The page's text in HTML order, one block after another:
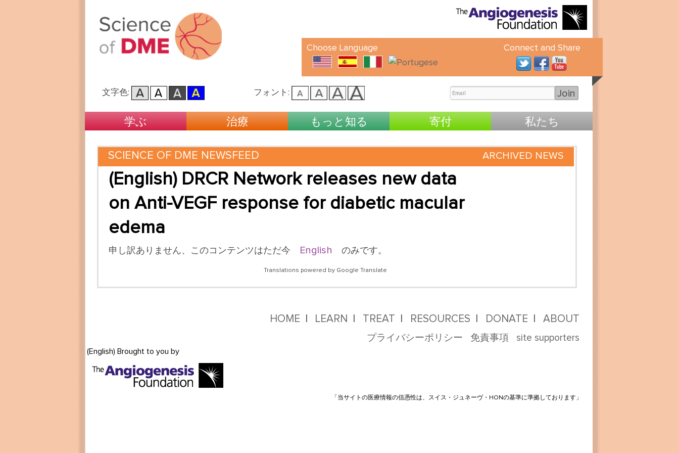
Choose Language Connect and Share
文字色: フォント: Join
Skip to primary content
Skip to secondary content
学ぶ 治療 もっと知る 寄付 私たち
SCIENCE OF DME NEWSFEED ARCHIVED NEWS
(English) DRCR Network releases new data
on Anti-VEGF response for diabetic macular
edema
申し訳ありません、このコンテンツはただ今 English のみです。
Translations powered by Google Translate
HOME LEARN TREAT RESOURCES DONATE ABOUT
プライバシーポリシー 免責事項 site supporters
(English) Brought to you by
「当サイトの医療情報の信憑性は、スイス・ジュネーヴ・HONの基準に準拠しております」